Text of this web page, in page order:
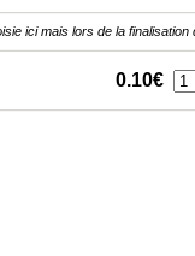
ici mais lors de la finalisation
0.10€